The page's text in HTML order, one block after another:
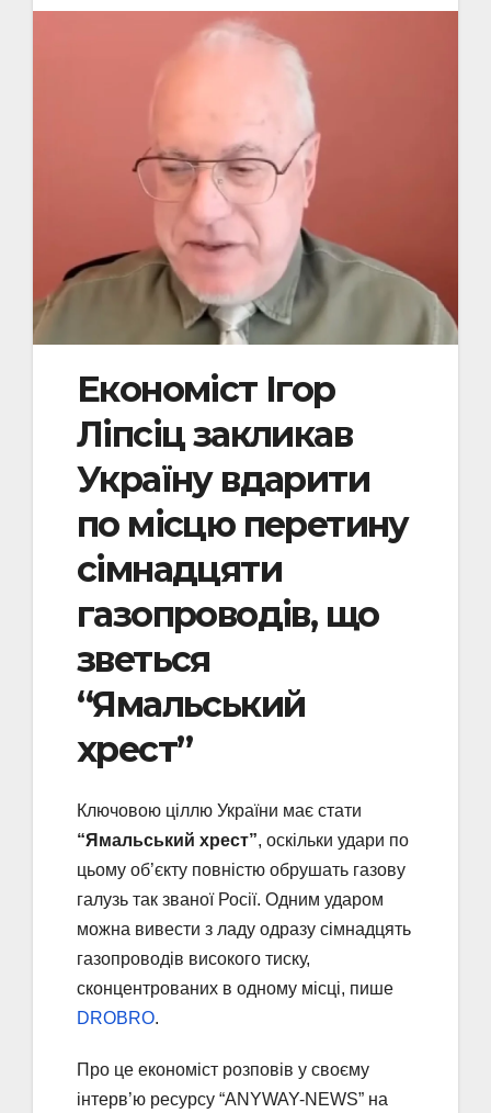
Економіст Ігор
Ліпсіц закликав
Україну вдарити
по місцю перетину
сімнадцяти
газопроводів, що
зветься
“Ямальський
хрест”
Ключовою ціллю України має стати
“Ямальський хрест”, оскільки удари по
цьому об’єкту повністю обрушать газову
галузь так званої Росії. Одним ударом
можна вивести з ладу одразу сімнадцять
газопроводів високого тиску,
сконцентрованих в одному місці, пише
DROBRO.
Про це економіст розповів у своєму
інтерв’ю ресурсу “ANYWAY-NEWS” на